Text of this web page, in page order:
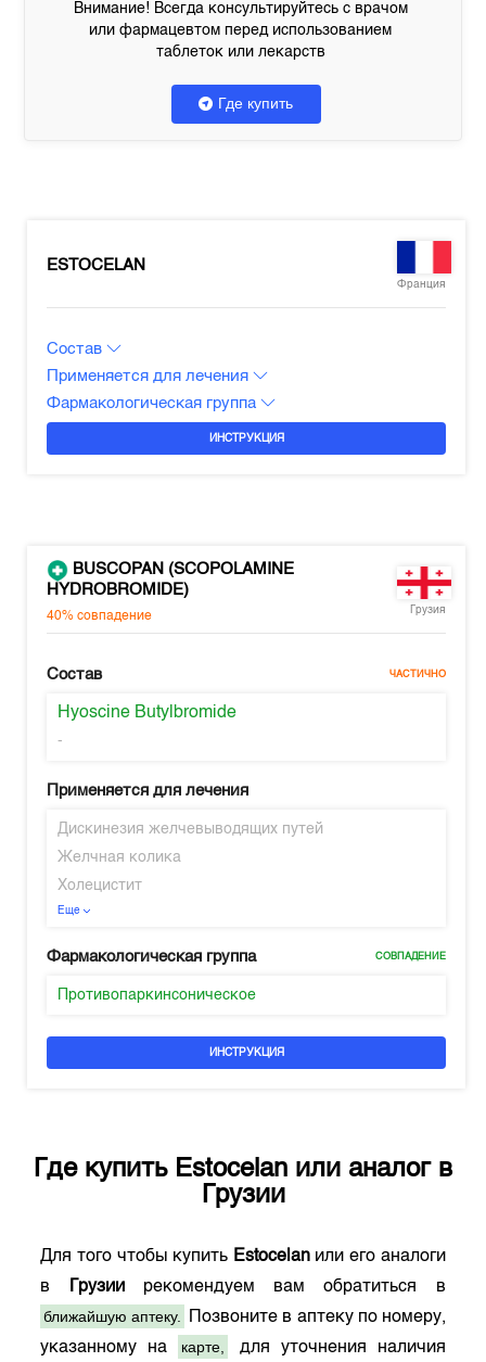
Внимание! Всегда консультируйтесь с врачом
или фармацевтом перед использованием
таблеток или лекарств
Где купить
ESTOCELAN
Франция
Состав
Применяется для лечения
Фармакологическая группа
ИНСТРУКЦИЯ
BUSCOPAN (SCOPOLAMINE
HYDROBROMIDE)
40%совпадение Грузия
Состав ЧАСТИЧНО
Hyoscine Butylbromide
-
Применяется для лечения
Дискинезия желчевыводящих путей
Желчная колика
Холецистит
Еще
Фармакологическая группа СОВПАДЕНИЕ
Противопаркинсоническое
ИНСТРУКЦИЯ
Где купить Estocelan или аналог в
Грузии
Для того чтобы купить Estocelanили его аналоги
в
Грузиирекомендуем вам обратиться в
ближайшую аптеку.
Позвоните в аптеку по номеру,
указанному на
карте, для уточнения наличия